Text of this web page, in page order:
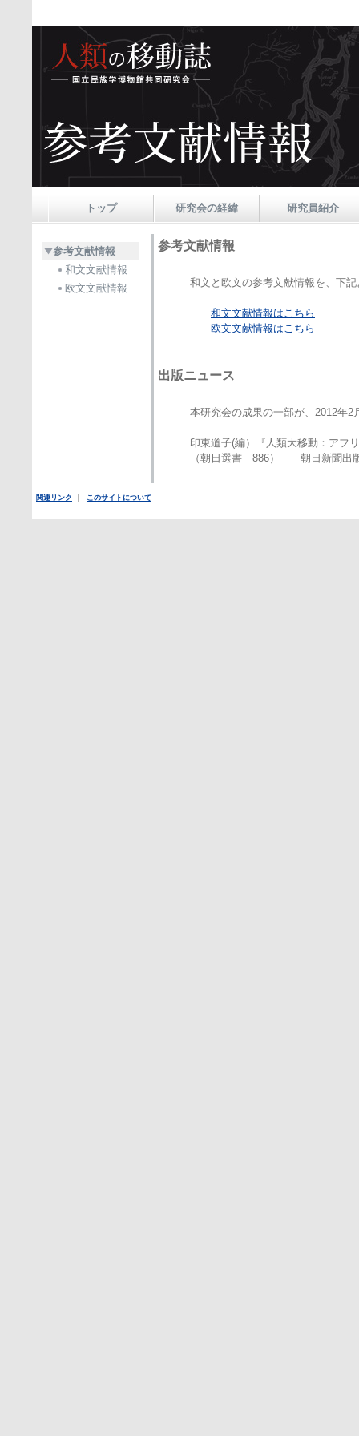
トップ 研究会の経緯 研究員紹介
参考文献情報
和文文献情報
欧文文献情報
参考文献情報
和文と欧文の参考文献情報を、下
和文文献情報はこちら
欧文文献情報はこちら
出版ニュース
本研究会の成果の一部が、2012年2
印東道子(編）『人類大移動：アフ
（朝日選書 886） 朝日新聞出
関連リンク このサイトについて